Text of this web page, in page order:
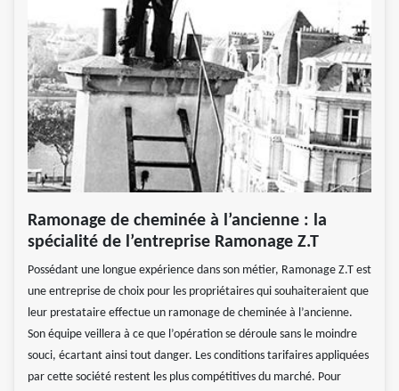
Ramonage de cheminée à l’ancienne : la
spécialité de l’entreprise Ramonage Z.T
Possédant une longue expérience dans son métier, Ramonage Z.T est
une entreprise de choix pour les propriétaires qui souhaiteraient que
leur prestataire effectue un ramonage de cheminée à l’ancienne.
Son équipe veillera à ce que l’opération se déroule sans le moindre
souci, écartant ainsi tout danger. Les conditions tarifaires appliquées
par cette société restent les plus compétitives du marché. Pour